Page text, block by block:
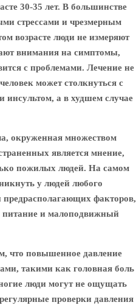
30-35 лет. В большинстве
стрессами и чрезмерным
возрасте люди не измеряют
внимания на симптомы,
с проблемами. Лечение не
может столкнуться с
инсультом, а в худшем случае
окруженная множеством
является мнение,
пожилых людей. На самом
у людей любого
предрасполагающих факторов,
питание и малоподвижный
что повышенное давление
такими как головная боль
люди могут не ощущать
проверки давления